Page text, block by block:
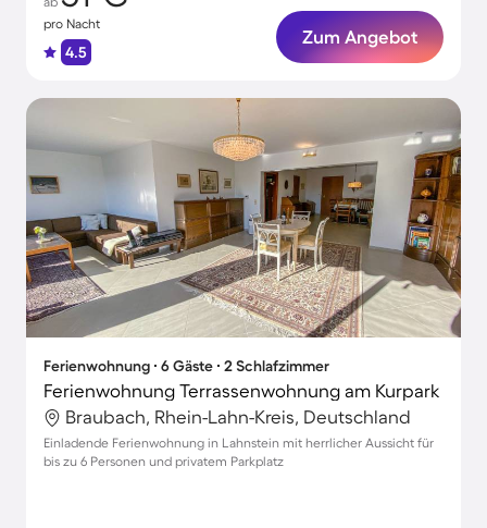
pro Nacht
4.5
Zum Angebot
Ferienwohnung ∙ 6 Gäste ∙ 2 Schlafzimmer
Ferienwohnung Terrassenwohnung am Kurpark
Braubach, Rhein-Lahn-Kreis, Deutschland
Einladende Ferienwohnung in Lahnstein mit herrlicher Aussicht für
bis zu 6 Personen und privatem Parkplatz